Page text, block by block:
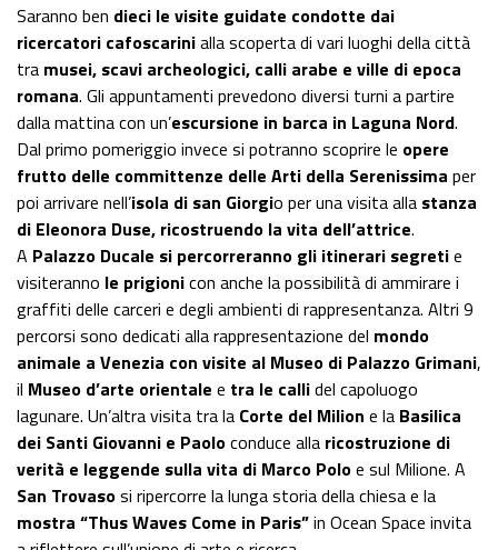
Saranno ben dieci le visite guidate condotte dai
ricercatori cafoscarinialla scoperta di vari luoghi della città
tra musei, scavi archeologici, calli arabe e ville di epoca
romana. Gli appuntamenti prevedono diversi turni a partire
dalla mattina con un’escursione in barca in Laguna Nord.
Dal primo pomeriggio invece si potranno scoprire le opere
frutto delle committenze delle Arti della Serenissima per
poi arrivare nell’isola di san Giorgio per una visita alla stanza
di Eleonora Duse, ricostruendo la vita dell’attrice.
A Palazzo Ducale si percorreranno gli itinerari segretie
visiteranno le prigionicon anche la possibilità di ammirare i
graffiti delle carceri e degli ambienti di rappresentanza. Altri 9
percorsi sono dedicati alla rappresentazione del mondo
animale a Venezia con visite al Museo di Palazzo Grimani,
il Museo d’arte orientale e tra le callidel capoluogo
lagunare. Un’altra visita tra la Corte del Milion e la Basilica
dei Santi Giovanni e Paoloconduce alla ricostruzione di
verità e leggende sulla vita di Marco Poloe sul Milione. A
San Trovasosi ripercorre la lunga storia della chiesa e la
mostra “Thus Waves Come in Paris”in Ocean Space invita